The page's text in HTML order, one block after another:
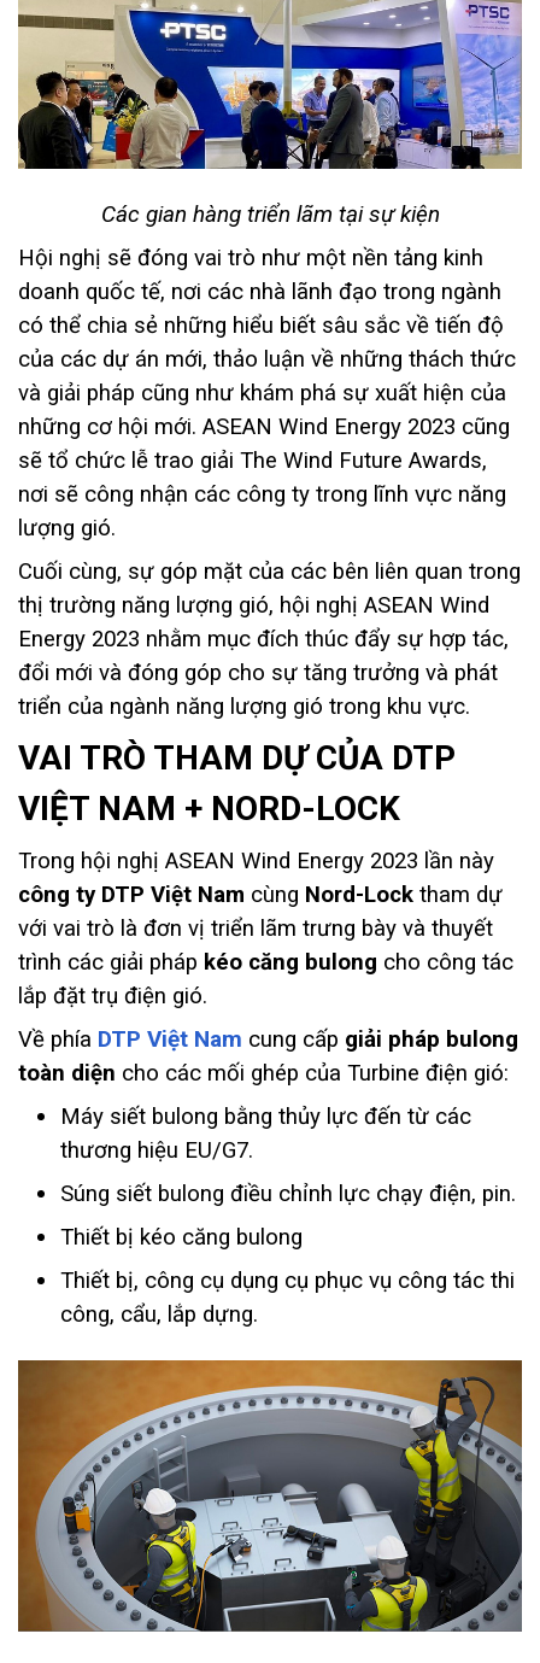
Các gian hàng triển lãm tại sự kiện
Hội nghị sẽ đóng vai trò như một nền tảng kinh
doanh quốc tế, nơi các nhà lãnh đạo trong ngành
có thể chia sẻ những hiểu biết sâu sắc về tiến độ
của các dự án mới, thảo luận về những thách thức
và giải pháp cũng như khám phá sự xuất hiện của
những cơ hội mới. ASEAN Wind Energy 2023 cũng
sẽ tổ chức lễ trao giải The Wind Future Awards,
nơi sẽ công nhận các công ty trong lĩnh vực năng
lượng gió.
Cuối cùng, sự góp mặt của các bên liên quan trong
thị trường năng lượng gió, hội nghị ASEAN Wind
Energy 2023 nhằm mục đích thúc đẩy sự hợp tác,
đổi mới và đóng góp cho sự tăng trưởng và phát
triển của ngành năng lượng gió trong khu vực.
VAI TRÒ THAM DỰ CỦA DTP
VIỆT NAM + NORD-LOCK
Trong hội nghị ASEAN Wind Energy 2023 lần này
công ty DTP Việt Nam cùng Nord-Lock tham dự
với vai trò là đơn vị triển lãm trưng bày và thuyết
trình các giải pháp kéo căng bulong cho công tác
lắp đặt trụ điện gió.
Về phía DTP Việt Nam cung cấp giải pháp bulong
toàn diện cho các mối ghép của Turbine điện gió:
Máy siết bulong bằng thủy lực đến từ các
thương hiệu EU/G7.
Súng siết bulong điều chỉnh lực chạy điện, pin.
Thiết bị kéo căng bulong
Thiết bị, công cụ dụng cụ phục vụ công tác thi
công, cẩu, lắp dựng.